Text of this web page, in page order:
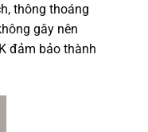
thông thoáng
gây nên
đảm bảo thành